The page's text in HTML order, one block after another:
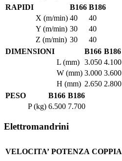
RAPIDI
B166 B186
X (m/min) 40
40
Y (m/min) 30
40
Z (m/min) 30
40
DIMENSIONI
B166 B186
L (mm) 3.050 4.100
W (mm) 3.000 3.600
H (mm) 2.650 2.800
PESO
B166 B186
P (kg) 6.500 7.700
Elettromandrini
VELOCITA’ POTENZA COPPIA